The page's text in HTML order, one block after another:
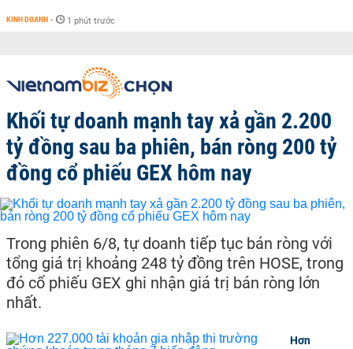
KINH DOANH - 1 phút trước
Khối tự doanh mạnh tay xả gần 2.200
tỷ đồng sau ba phiên, bán ròng 200 tỷ
đồng cổ phiếu GEX hôm nay
Trong phiên 6/8, tự doanh tiếp tục bán ròng với
tổng giá trị khoảng 248 tỷ đồng trên HOSE, trong
đó cổ phiếu GEX ghi nhận giá trị bán ròng lớn
nhất.
Hơn